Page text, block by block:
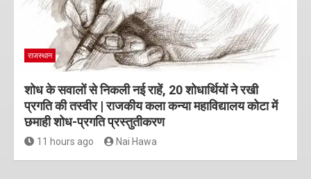
राजस्थान
शोध के सवालों से निकली नई राहें, 20 शोधार्थियों ने रखी
प्रगति की तस्वीर | राजकीय कला कन्या महाविद्यालय कोटा में
छमाही शोध-प्रगति प्रस्तुतीकरण
11 hours ago Nai Hawa